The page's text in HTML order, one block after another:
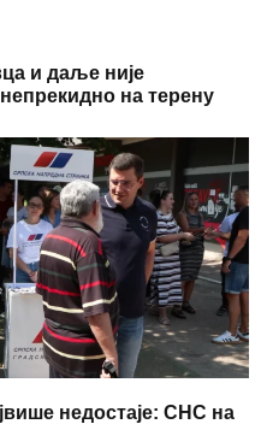
и даље није
на терену
недостаје: СНС на